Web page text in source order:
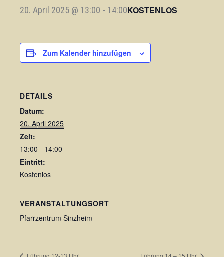
20. April 2025 @ 13:00 - 14:00KOSTENLOS
Zum Kalender hinzufügen
DETAILS
Datum:
20. April 2025
Zeit:
13:00 - 14:00
Eintritt:
Kostenlos
VERANSTALTUNGSORT
Pfarrzentrum Sinzheim